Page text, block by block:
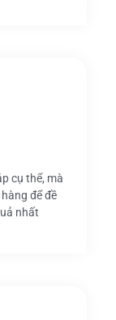
cụ thể, mà
để đề
nhất